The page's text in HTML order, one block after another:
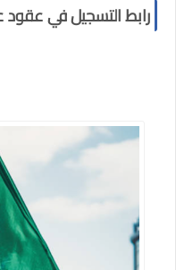
رابط التسجيل في عقود